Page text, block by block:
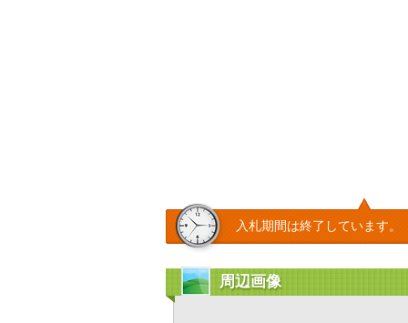
入札期間は終了しています。
周辺画像